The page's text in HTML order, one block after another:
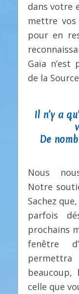
dans votre
mettre
pour en
Gaïa n’est
de la
Il n’y a
De
Nous
Notre
Sachez
parfois
prochains
fenêtre
celle que